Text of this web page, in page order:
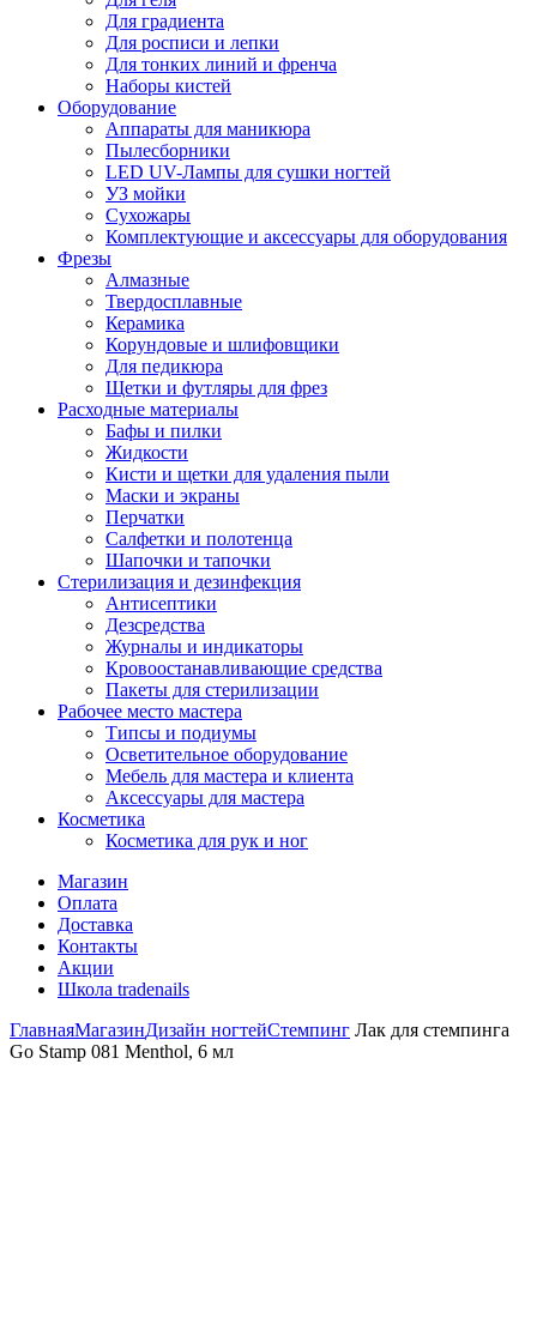
Для градиента
Для росписи и лепки
Для тонких линий и френча
Наборы кистей
Оборудование
Аппараты для маникюра
Пылесборники
LED UV-Лампы для сушки ногтей
УЗ мойки
Сухожары
Комплектующие и аксессуары для оборудования
Фрезы
Алмазные
Твердосплавные
Керамика
Корундовые и шлифовщики
Для педикюра
Щетки и футляры для фрез
Расходные материалы
Бафы и пилки
Жидкости
Кисти и щетки для удаления пыли
Маски и экраны
Перчатки
Салфетки и полотенца
Шапочки и тапочки
Стерилизация и дезинфекция
Антисептики
Дезсредства
Журналы и индикаторы
Кровоостанавливающие средства
Пакеты для стерилизации
Рабочее место мастера
Типсы и подиумы
Осветительное оборудование
Мебель для мастера и клиента
Аксессуары для мастера
Косметика
Косметика для рук и ног
Магазин
Оплата
Доставка
Контакты
Акции
Школа tradenails
ГлавнаяМагазинДизайн ногтейСтемпинг Лак для стемпинга
Go Stamp 081 Menthol, 6 мл